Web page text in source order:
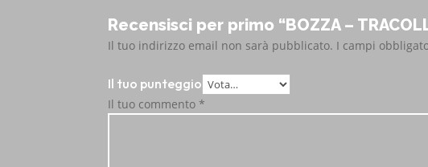
Recensisci per primo “BOZZA –
Il tuo indirizzo email non sarà pubblicato. I campi
Il tuo punteggio
Il tuo commento*